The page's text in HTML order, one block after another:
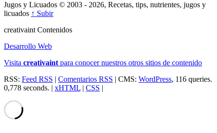
Jugos y Licuados © 2003 - 2026, Recetas, tips, nutrientes, jugos y
licuados ↑ Subir
creativaint Contenidos
Desarrollo Web
Visita creativaint para conocer nuestros otros sitios de contenido
RSS: Feed RSS | Comentarios RSS | CMS: WordPress, 116 queries.
0,778 seconds. | xHTML | CSS |